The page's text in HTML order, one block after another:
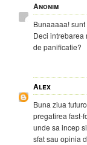
Anonim
Bunaaaaa!
Deci intrebarea
de panificatie?
Alex
Buna ziua
pregatirea fast-
unde sa incep
sfat sau opinia